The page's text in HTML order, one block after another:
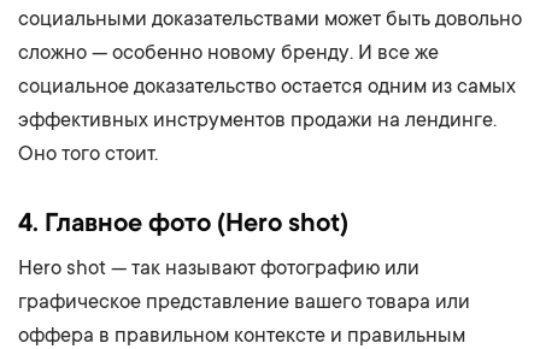
социальными доказательствами может быть довольно
сложно — особенно новому бренду. И все же
социальное доказательство остается одним из самых
эффективных инструментов продажи на лендинге.
Оно того стоит.
4. Главное фото (Hero shot)
Hero shot — так называют фотографию или
графическое представление вашего товара или
оффера в правильном контексте и правильным